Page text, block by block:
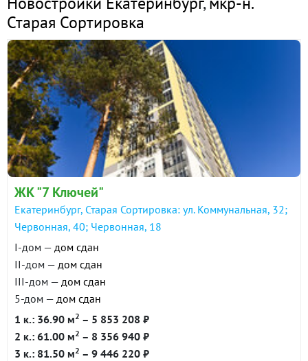
Старая Сортировка
ЖК "7 Ключей"
Екатеринбург, Старая Сортировка: ул. Коммунальная, 32;
Червонная, 40; Червонная, 18
I-дом — дом сдан
II-дом — дом сдан
III-дом — дом сдан
5-дом — дом сдан
1 к.: 36.90 м2 – 5 853 208 ₽
2 к.: 61.00 м2 – 8 356 940 ₽
3 к.: 81.50 м2 – 9 446 220 ₽